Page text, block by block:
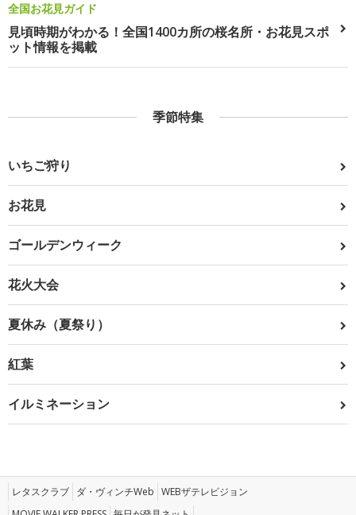
全国お花見ガイド
見頃時期がわかる！全国1400カ所の桜名所・お花見スポ
ット情報を掲載
季節特集
いちご狩り
お花見
ゴールデンウィーク
花火大会
夏休み（夏祭り）
紅葉
イルミネーション
レタスクラブ ダ・ヴィンチWeb WEBザテレビジョン